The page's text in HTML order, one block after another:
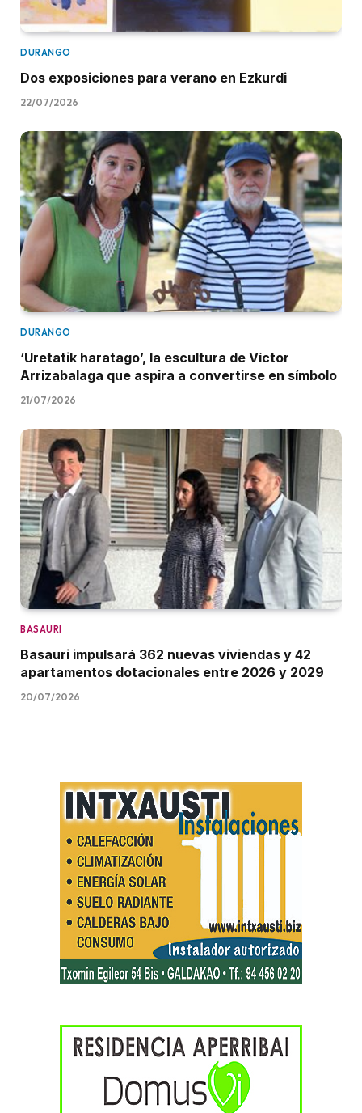
DURANGO
Dos exposiciones para verano en Ezkurdi
22/07/2026
DURANGO
‘Uretatik haratago’, la escultura de Víctor
Arrizabalaga que aspira a convertirse en símbolo
21/07/2026
BASAURI
Basauri impulsará 362 nuevas viviendas y 42
apartamentos dotacionales entre 2026 y 2029
20/07/2026